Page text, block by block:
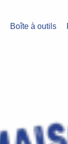
Boîte à outils